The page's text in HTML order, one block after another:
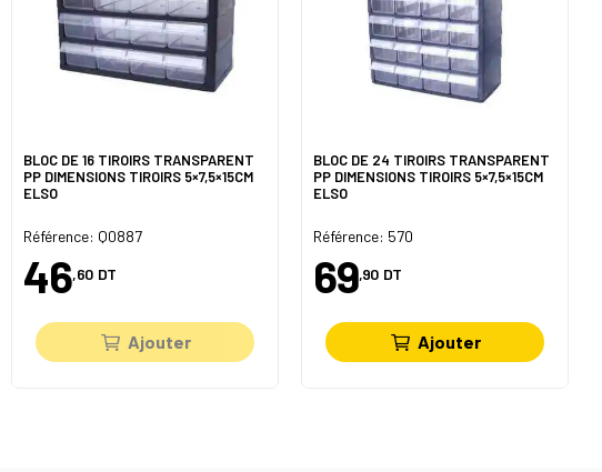
BLOC DE 16 TIROIRS TRANSPARENT
PP DIMENSIONS TIROIRS 5×7,5×15CM
ELSO
Référence: Q0887
46,60 DT
Ajouter
BLOC DE 24 TIROIRS TRANSPARENT
PP DIMENSIONS TIROIRS 5×7,5×15CM
ELSO
Référence: 570
69,90 DT
Ajouter